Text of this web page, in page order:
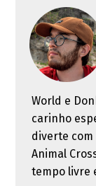
World e
carinho
diverte com
Animal
tempo livre